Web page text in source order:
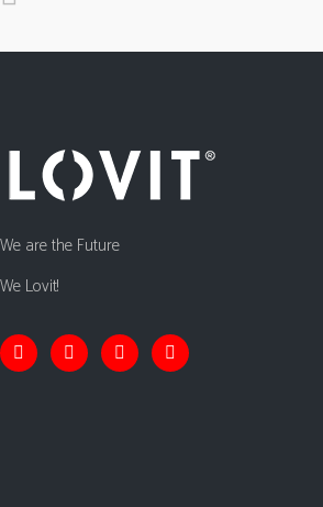
We are the Future
We Lovit!